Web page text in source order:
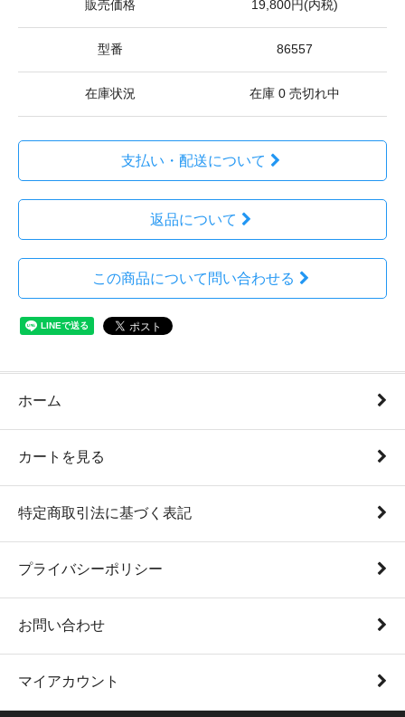
販売価格 19,800円(内税)
型番 86557
在庫状況 在庫 0 売切れ中
支払い・配送について
返品について
この商品について問い合わせる
ホーム
カートを見る
特定商取引法に基づく表記
プライバシーポリシー
お問い合わせ
マイアカウント